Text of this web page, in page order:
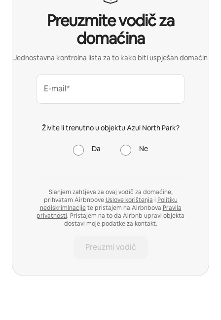
Preuzmite vodič za
domaćina
Jednostavna kontrolna lista za to kako biti uspješan domaćin
E-mail*
Živite li trenutno u objektu Azul North Park?
Da Ne
Slanjem zahtjeva za ovaj vodič za domaćine,
prihvatam AirbnboveUslove korištenja i Politiku
nediskriminacijete pristajem na Airbnbova Pravila
privatnosti. Pristajem na to da Airbnb upravi objekta
dostavi moje podatke za kontakt.
Preuzmi vodič